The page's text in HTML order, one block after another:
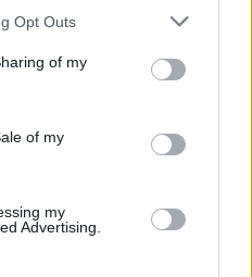
Opt Outs
of my
of my
my
Advertising.
e Cybersicurezza
Alessandria-Asti
dei contributi previdenziali
( art. 1 comma 10-15